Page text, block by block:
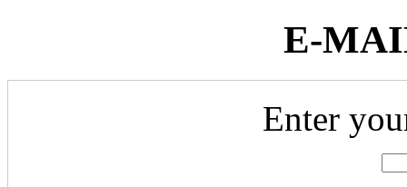
E-
Enter